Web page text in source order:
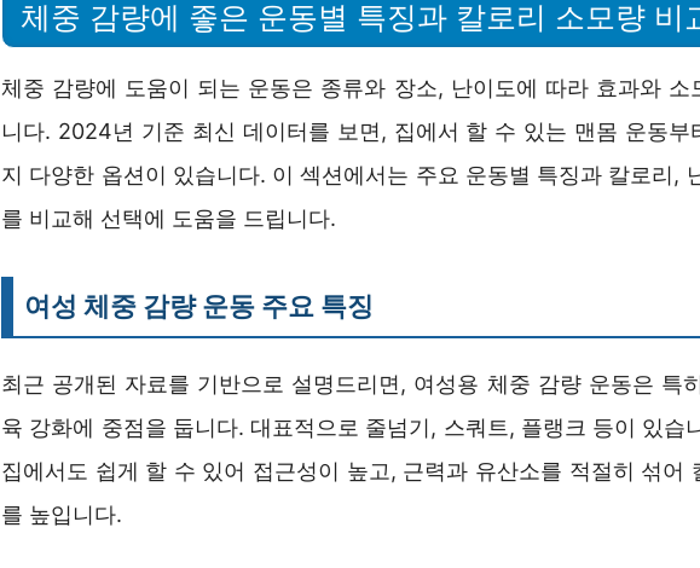
체중 감량에 좋은 운동별 특징과 칼로리 소모량 비
체중 감량에 도움이 되는 운동은 종류와 장소, 난이도에 따라 효과와 소
니다. 2024년 기준 최신 데이터를 보면, 집에서 할 수 있는 맨몸 운동부
지 다양한 옵션이 있습니다. 이 섹션에서는 주요 운동별 특징과 칼로리,
를 비교해 선택에 도움을 드립니다.
여성 체중 감량 운동 주요 특징
최근 공개된 자료를 기반으로 설명드리면, 여성용 체중 감량 운동은 특
육 강화에 중점을 둡니다. 대표적으로 줄넘기, 스쿼트, 플랭크 등이 있습
집에서도 쉽게 할 수 있어 접근성이 높고, 근력과 유산소를 적절히 섞어
를 높입니다.